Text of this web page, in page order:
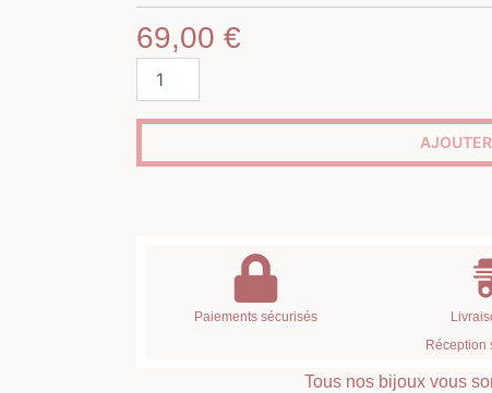
69,00€
Paiements sécurisés
Réception
Tous nos bijoux vous